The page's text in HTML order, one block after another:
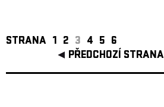
STRANA 1 2 3 4 5 6
PŘEDCHOZÍ STRANA